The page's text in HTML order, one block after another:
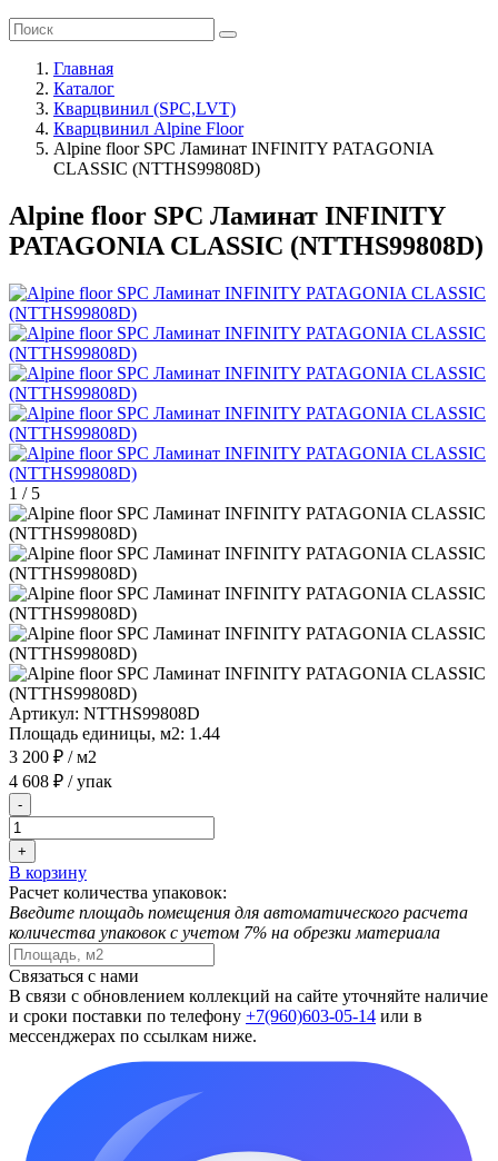
Главная
Каталог
Кварцвинил (SPC,LVT)
Кварцвинил Alpine Floor
Alpine floor SPC Ламинат INFINITY PATAGONIA
CLASSIC (NTTHS99808D)
Alpine floor SPC Ламинат INFINITY
PATAGONIA CLASSIC (NTTHS99808D)
1 / 5
Артикул: NTTHS99808D
Площадь единицы, м2: 1.44
3 200 ₽ / м2
4 608 ₽ / упак
-
+
В корзину
Расчет количества упаковок:
Введите площадь помещения для автоматического расчета
количества упаковок с учетом 7% на обрезки материала
Связаться с нами
В связи с обновлением коллекций на сайте уточняйте наличие
и сроки поставки по телефону +7(960)603-05-14 или в
мессенджерах по ссылкам ниже.